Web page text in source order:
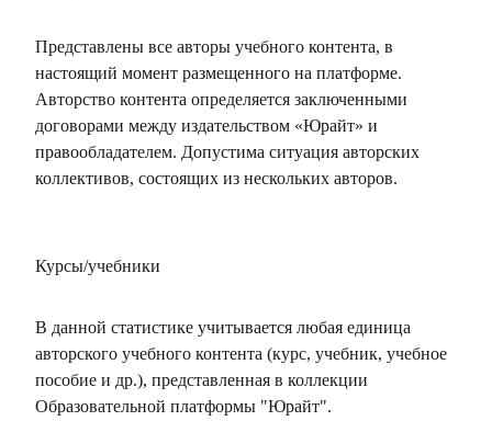
Представлены все авторы учебного контента, в
настоящий момент размещенного на платформе.
Авторство контента определяется заключенными
договорами между издательством «Юрайт» и
правообладателем. Допустима ситуация авторских
коллективов, состоящих из нескольких авторов.
Курсы/учебники
В данной статистике учитывается любая единица
авторского учебного контента (курс, учебник, учебное
пособие и др.), представленная в коллекции
Образовательной платформы "Юрайт".